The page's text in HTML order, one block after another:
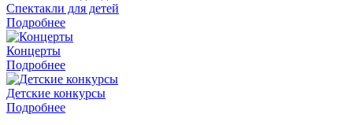
Спектакли для детей
Подробнее
Концерты
Подробнее
Детские конкурсы
Подробнее